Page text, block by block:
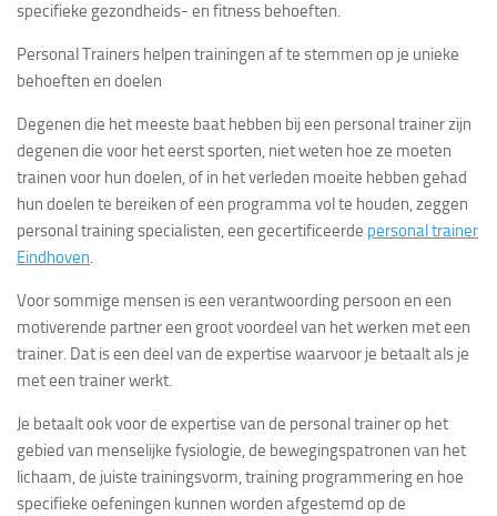
specifieke gezondheids- en fitness behoeften.
Personal Trainers helpen trainingen af te stemmen op je unieke
behoeften en doelen
Degenen die het meeste baat hebben bij een personal trainer zijn
degenen die voor het eerst sporten, niet weten hoe ze moeten
trainen voor hun doelen, of in het verleden moeite hebben gehad
hun doelen te bereiken of een programma vol te houden, zeggen
personal training specialisten, een gecertificeerde personal trainer
Eindhoven.
Voor sommige mensen is een verantwoording persoon en een
motiverende partner een groot voordeel van het werken met een
trainer. Dat is een deel van de expertise waarvoor je betaalt als je
met een trainer werkt.
Je betaalt ook voor de expertise van de personal trainer op het
gebied van menselijke fysiologie, de bewegingspatronen van het
lichaam, de juiste trainingsvorm, training programmering en hoe
specifieke oefeningen kunnen worden afgestemd op de